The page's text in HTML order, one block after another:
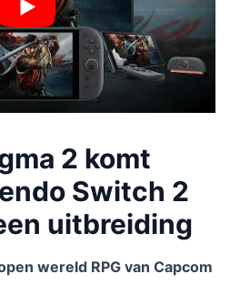
2 komt
Switch 2
uitbreiding
wereld RPG van Capcom